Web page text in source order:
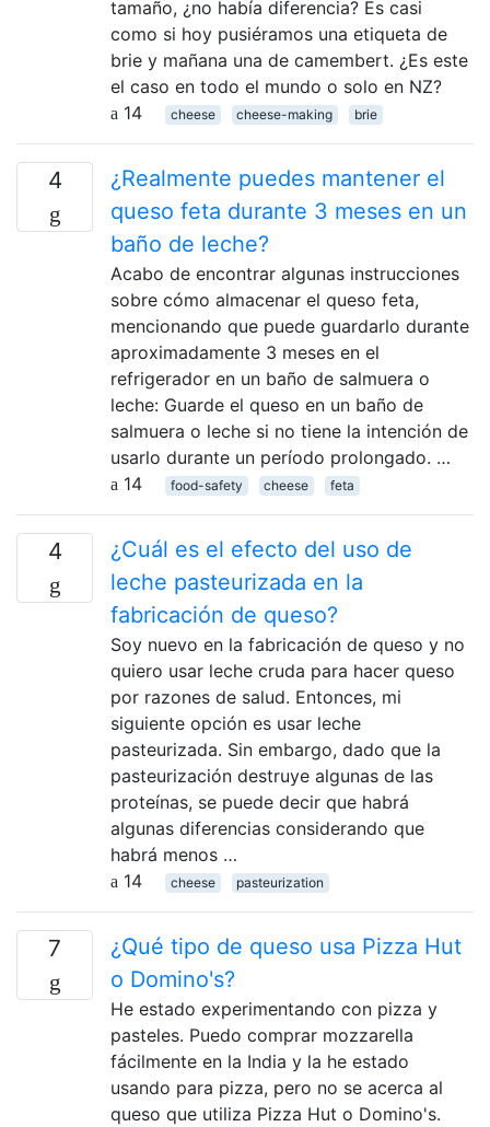
tamaño, ¿no había diferencia? Es casi
como si hoy pusiéramos una etiqueta de
brie y mañana una de camembert. ¿Es este
el caso en todo el mundo o solo en NZ?
14
cheese cheese-making brie
4
¿Realmente puedes mantener el
queso feta durante 3 meses en un
baño de leche?
Acabo de encontrar algunas instrucciones
sobre cómo almacenar el queso feta,
mencionando que puede guardarlo durante
aproximadamente 3 meses en el
refrigerador en un baño de salmuera o
leche: Guarde el queso en un baño de
salmuera o leche si no tiene la intención de
usarlo durante un período prolongado. …
14
food-safety cheese feta
4
¿Cuál es el efecto del uso de
leche pasteurizada en la
fabricación de queso?
Soy nuevo en la fabricación de queso y no
quiero usar leche cruda para hacer queso
por razones de salud. Entonces, mi
siguiente opción es usar leche
pasteurizada. Sin embargo, dado que la
pasteurización destruye algunas de las
proteínas, se puede decir que habrá
algunas diferencias considerando que
habrá menos …
14
cheese pasteurization
7
¿Qué tipo de queso usa Pizza Hut
o Domino's?
He estado experimentando con pizza y
pasteles. Puedo comprar mozzarella
fácilmente en la India y la he estado
usando para pizza, pero no se acerca al
queso que utiliza Pizza Hut o Domino's.